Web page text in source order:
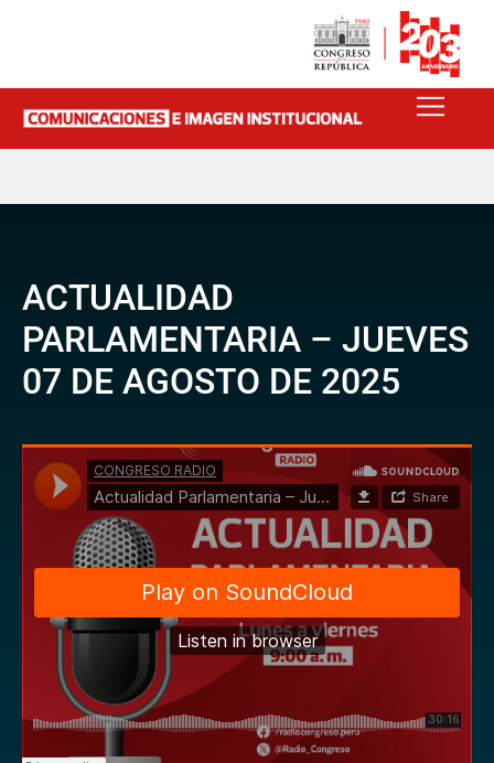
ACTUALIDAD
PARLAMENTARIA – JUEVES
07 DE AGOSTO DE 2025